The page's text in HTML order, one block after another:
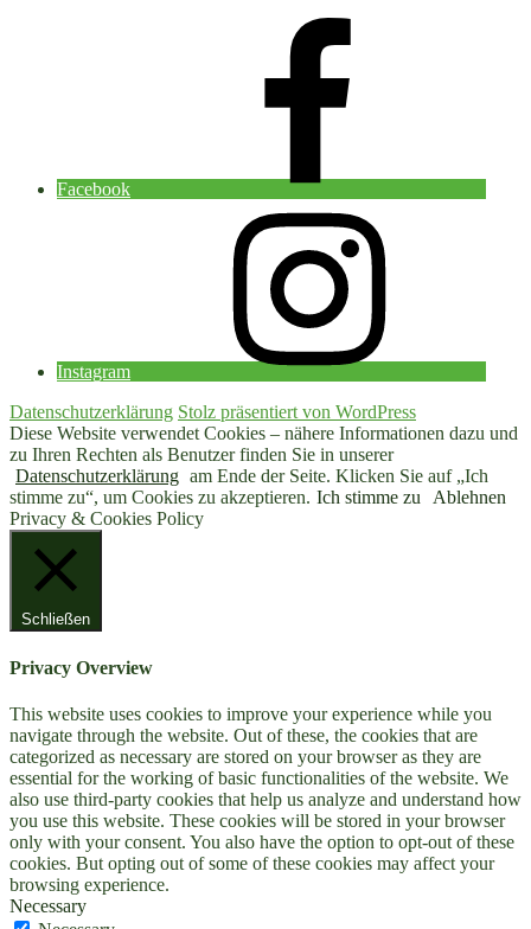
Facebook
Instagram
Datenschutzerklärung Stolz präsentiert von WordPress
Diese Website verwendet Cookies – nähere Informationen dazu und
zu Ihren Rechten als Benutzer finden Sie in unserer
Datenschutzerklärung am Ende der Seite. Klicken Sie auf „Ich
stimme zu“, um Cookies zu akzeptieren. Ich stimme zu
Ablehnen
Privacy & Cookies Policy
Schließen
Privacy Overview
This website uses cookies to improve your experience while you
navigate through the website. Out of these, the cookies that are
categorized as necessary are stored on your browser as they are
essential for the working of basic functionalities of the website. We
also use third-party cookies that help us analyze and understand how
you use this website. These cookies will be stored in your browser
only with your consent. You also have the option to opt-out of these
cookies. But opting out of some of these cookies may affect your
browsing experience.
Necessary